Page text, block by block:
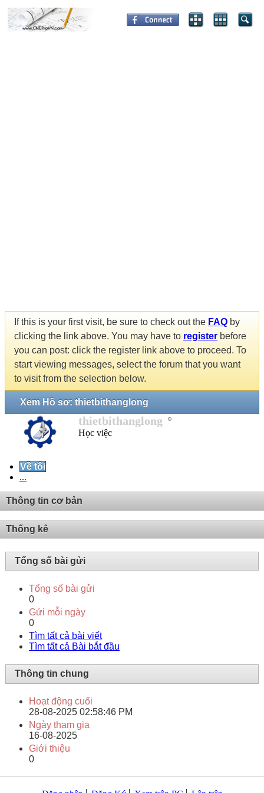
If this is your first visit, be sure to check out the FAQ by
clicking the link above. You may have to register before
you can post: click the register link above to proceed. To
start viewing messages, select the forum that you want
to visit from the selection below.
Xem Hồ sơ: thietbithanglong
thietbithanglong
Học việc
Về tôi
...
Thông tin cơ bản
Thống kê
Tổng số bài gửi
Tổng số bài gửi
0
Gửi mỗi ngày
0
Tìm tất cả bài viết
Tìm tất cả Bài bắt đầu
Thông tin chung
Hoạt động cuối
28-08-2025 02:58:46 PM
Ngày tham gia
16-08-2025
Giới thiệu
0